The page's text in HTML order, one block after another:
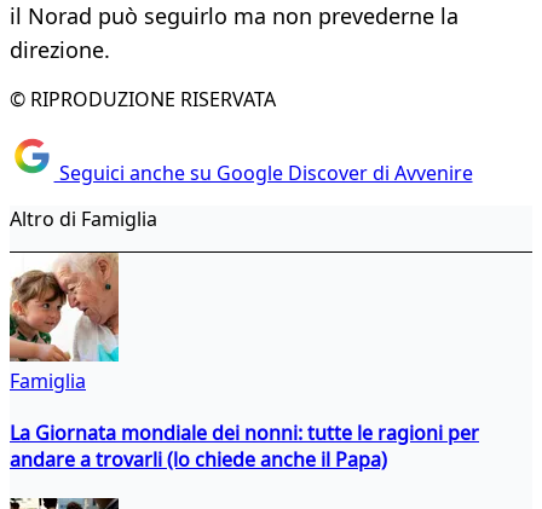
il Norad può seguirlo ma non prevederne la
direzione.
© RIPRODUZIONE RISERVATA
Seguici anche su Google Discover di Avvenire
Altro di Famiglia
Famiglia
La Giornata mondiale dei nonni: tutte le ragioni per
andare a trovarli (lo chiede anche il Papa)